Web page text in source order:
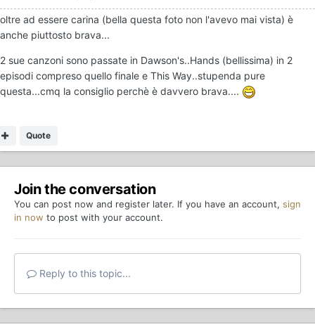
oltre ad essere carina (bella questa foto non l'avevo mai vista) è
anche piuttosto brava...
2 sue canzoni sono passate in Dawson's..Hands (bellissima) in 2
episodi compreso quello finale e This Way..stupenda pure
questa...cmq la consiglio perchè è davvero brava....
Quote
Join the conversation
You can post now and register later. If you have an account, sign
in now to post with your account.
Reply to this topic...